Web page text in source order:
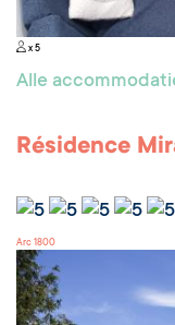
x 5
Alle
Résidence
Arc 1800